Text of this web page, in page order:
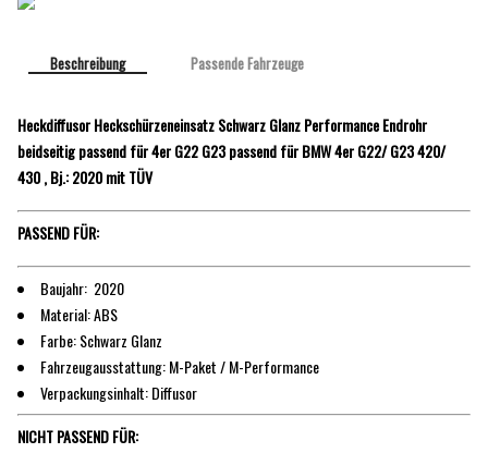
Beschreibung Passende Fahrzeuge
Heckdiffusor Heckschürzeneinsatz Schwarz Glanz Performance Endrohr
beidseitig passend für 4er G22 G23 passend für BMW 4er G22/ G23 420/
430 , Bj.: 2020 mit TÜV
PASSEND FÜR:
Baujahr: 2020
Material: ABS
Farbe: Schwarz Glanz
Fahrzeugausstattung: M-Paket / M-Performance
Verpackungsinhalt: Diffusor
NICHT PASSEND FÜR: